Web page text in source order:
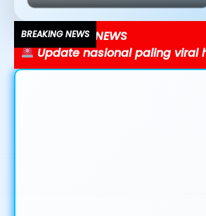
BREAKING NEWS
Ekonomi bergerak cepat, ini